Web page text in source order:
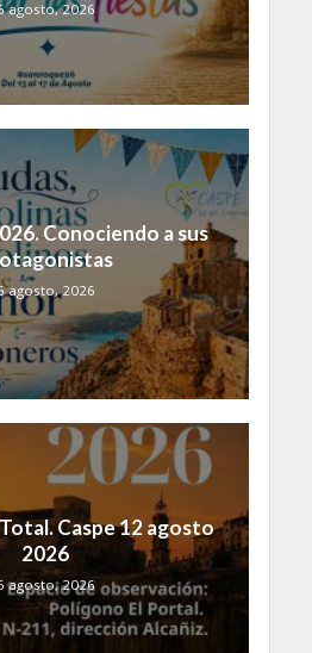
agosto, 2026
Conociendo a sus
agosto, 2026
Caspe 12 agosto
2026
agosto, 2026